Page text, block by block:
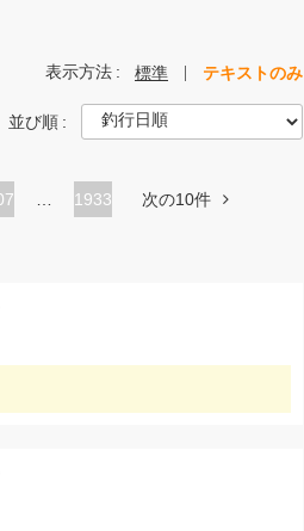
表示方法 標準 テキストのみ
並び順
1933 次の10件